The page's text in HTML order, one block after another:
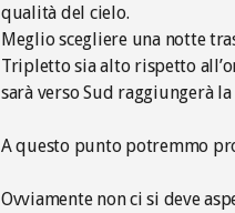
qualità del cielo.
Meglio scegliere una notte
Tripletto sia alto rispetto
sarà verso Sud raggiungerà la
A questo punto potremmo
Ovviamente non ci si deve